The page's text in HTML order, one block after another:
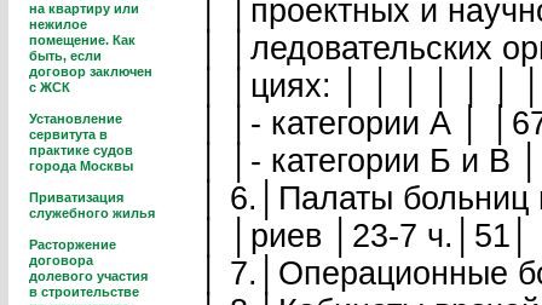
на квартиру или
нежилое
помещение. Как
быть, если
договор заключен
с ЖСК
Установление
сервитута в
практике судов
города Москвы
Приватизация
служебного жилья
Расторжение
договора
долевого участия
в строительстве
│ │проектных и
│ │ледовательских
│ │циях: │ │ │ │ │ │
│ │- категории А │
│ │- категории Б и
│ 6.│Палаты
│ │риев │23-7
│ 7.│Операционные